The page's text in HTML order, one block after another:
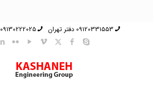
09120331553 دفتر تهران 09130222025 دفتر اصفهان